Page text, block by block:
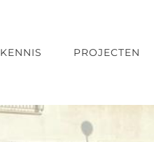
PROJECTEN